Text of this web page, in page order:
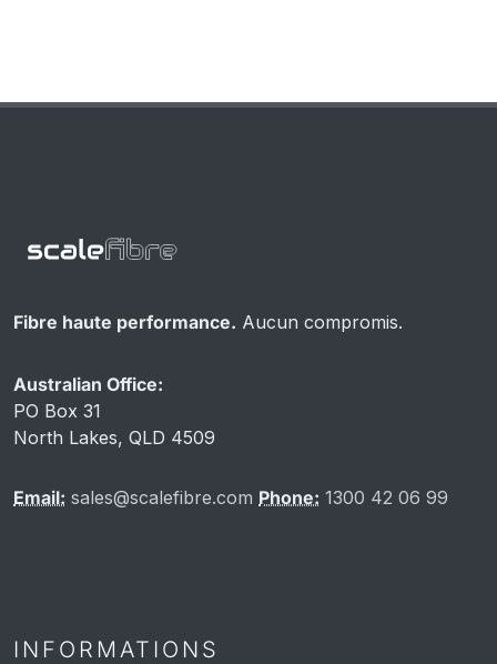
Fibre haute performance. Aucun compromis.
Australian Office:
PO Box 31
North Lakes, QLD 4509
Email: sales@scalefibre.com Phone: 1300 42 06 99
INFORMATIONS